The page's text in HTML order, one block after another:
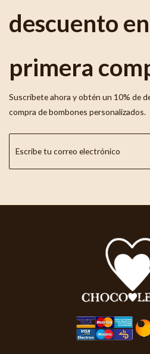
descuento
primera
Suscríbete ahora y obtén un 10% de
compra de bombones personalizados.